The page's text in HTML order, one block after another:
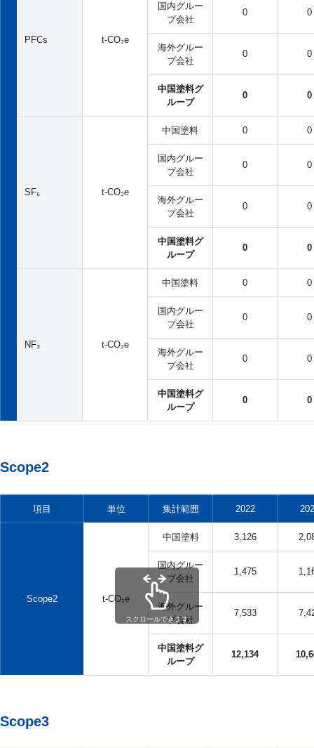
PFCs t-CO₂e
国内グルー
プ会社
0 0
海外グルー
プ会社
0 0
中国塗料グ
ループ
0 0
SF₆ t-CO₂e
中国塗料 0 0
国内グルー
プ会社
0 0
海外グルー
プ会社
0 0
中国塗料グ
ループ
0 0
NF₃ t-CO₂e
中国塗料 0 0
国内グルー
プ会社
0 0
海外グルー
プ会社
0 0
中国塗料グ
ループ
0 0
Scope2
項目 単位 集計範囲 2022
Scope2 t-CO₂e
中国塗料 3,126
国内グルー
プ会社
1,475
海外グルー
プ会社
7,533
中国塗料グ
ループ
12,134
スクロールできます
Scope3